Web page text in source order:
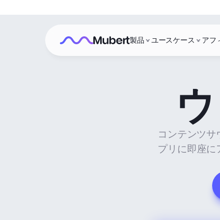
コンテンツ
プリに即座
製品 ユースケース アフ